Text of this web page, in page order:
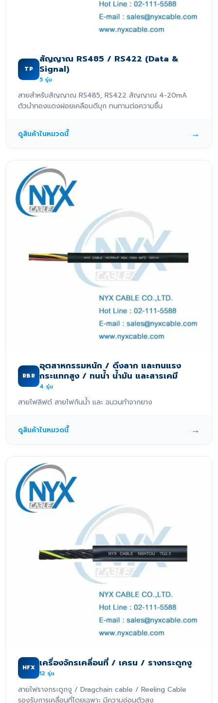
TP
สัญญาณ RS485 / RS422 (Data &
Signal)
5 รุ่น
สายสำหรับสัญญาณ RS485, RS422 สัญญาณ 4-20mA
ตัวนำทองแดงฝอยเคลือบดีบุก ทนทานต่อความชื้น
ดูสินค้าในหมวดนี้ →
RBR
อุตสาหกรรมหนัก / ดึงลาก และทนแรง
กระแทกสูง / ทนน้ำ น้ำมัน และสารเคมี
4 รุ่น
สายไฟลิฟต์ สายไฟกันน้ำ และ ฉนวนทำจากยาง
ดูสินค้าในหมวดนี้ →
HFX เครื่องจักรเคลื่อนที่ / เครน / รางกระดูกงู
12 รุ่น
สายไฟรางกระดูกงู / Dragchain cable / Reeling Cable
รองรับการเคลื่อนที่โดยเฉพาะ มีความอ่อนตัวสูง